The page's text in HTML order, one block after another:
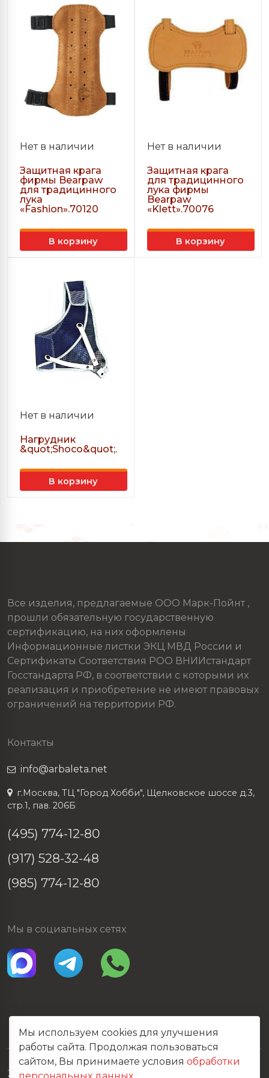
Нет в наличии
Защитная крага
фирмы Bearpaw
для традицинного
лука
«Fashion».70120
В корзину
Нет в наличии
Защитная крага
для традицинного
лука фирмы
Bearpaw
«Klett».70076
В корзину
Нет в наличии
Нагрудник
&quot;Shoco&quot;.
В корзину
Все изделия, предлагаемые ООО Марк-Пойнт ,
прошли обязательную государственную
сертификацию, на них оформлены
Информационные листки ЭКЦ МВД России и
Сертификаты Соответствия РОО ВНИИстандарт
Госстандарта РФ, в соответствии с которыми их
реализация и приобретение не имеют правовых
ограничений на территории РФ.
Контакты
info@arbaleta.net
г.Москва, ТЦ "Город Хобби", Щелковское шоссе д.3,
стр.1, пав. 206Б
(495) 774-12-80
(917) 528-32-48
(985) 774-12-80
Мы в социальных сетях
2026 © Все права защищены
Мы используем cookies для улучшения
работы сайта. Продолжая пользоваться
сайтом, Вы принимаете условия обработки